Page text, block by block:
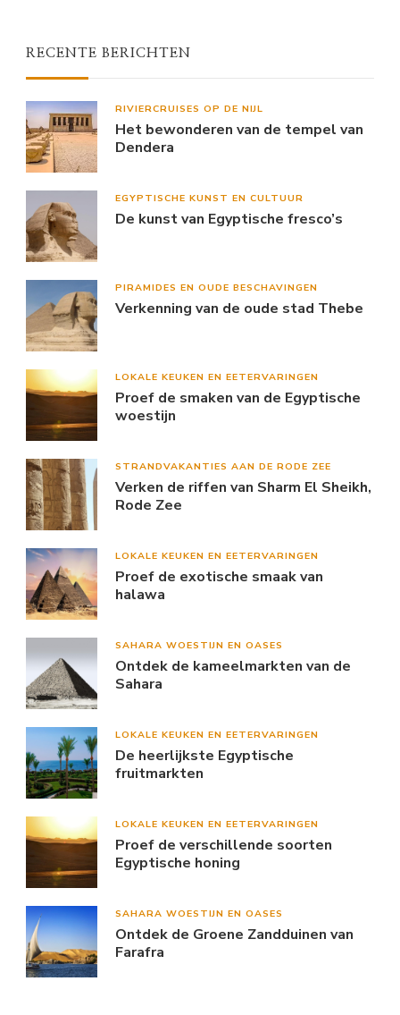
RECENTE BERICHTEN
RIVIERCRUISES OP DE NIJL
Het bewonderen van de tempel van
Dendera
EGYPTISCHE KUNST EN CULTUUR
De kunst van Egyptische fresco’s
PIRAMIDES EN OUDE BESCHAVINGEN
Verkenning van de oude stad Thebe
LOKALE KEUKEN EN EETERVARINGEN
Proef de smaken van de Egyptische
woestijn
STRANDVAKANTIES AAN DE RODE ZEE
Verken de riffen van Sharm El Sheikh,
Rode Zee
LOKALE KEUKEN EN EETERVARINGEN
Proef de exotische smaak van
halawa
SAHARA WOESTIJN EN OASES
Ontdek de kameelmarkten van de
Sahara
LOKALE KEUKEN EN EETERVARINGEN
De heerlijkste Egyptische
fruitmarkten
LOKALE KEUKEN EN EETERVARINGEN
Proef de verschillende soorten
Egyptische honing
SAHARA WOESTIJN EN OASES
Ontdek de Groene Zandduinen van
Farafra